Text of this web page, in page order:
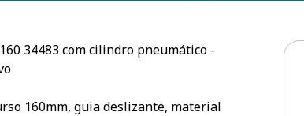
34483 com cilindro pneumático -
160mm, guia deslizante, material